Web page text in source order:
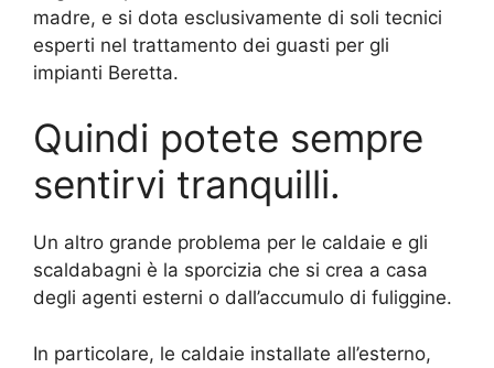
madre, e si dota esclusivamente di soli tecnici
esperti nel trattamento dei guasti per gli
impianti Beretta.
Quindi potete sempre
sentirvi tranquilli.
Un altro grande problema per le caldaie e gli
scaldabagni è la sporcizia che si crea a casa
degli agenti esterni o dall’accumulo di fuliggine.
In particolare, le caldaie installate all’esterno,